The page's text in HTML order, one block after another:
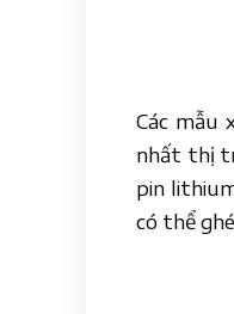
Các mẫu
nhất thị
pin
có thể